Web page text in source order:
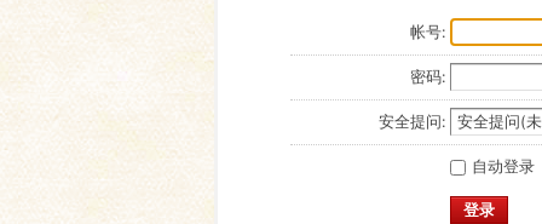
帐号:
密码:
安全提问:
自动登录
登录